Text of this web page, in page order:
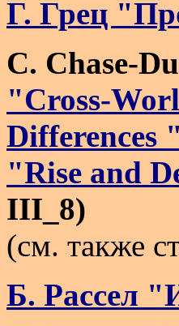
Г. Грец
C. Chase-
"Cross-
Differences "
"Rise and
III_8)
(см. также
Б. Рассел